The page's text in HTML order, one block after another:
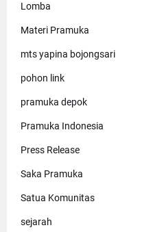
Lomba
Materi Pramuka
mts yapina bojongsari
pohon link
pramuka depok
Pramuka Indonesia
Press Release
Saka Pramuka
Satua Komunitas
sejarah